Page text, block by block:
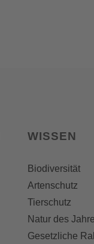
WISSEN
Biodiversität
Artenschutz
Tierschutz
Natur des
Gesetzliche